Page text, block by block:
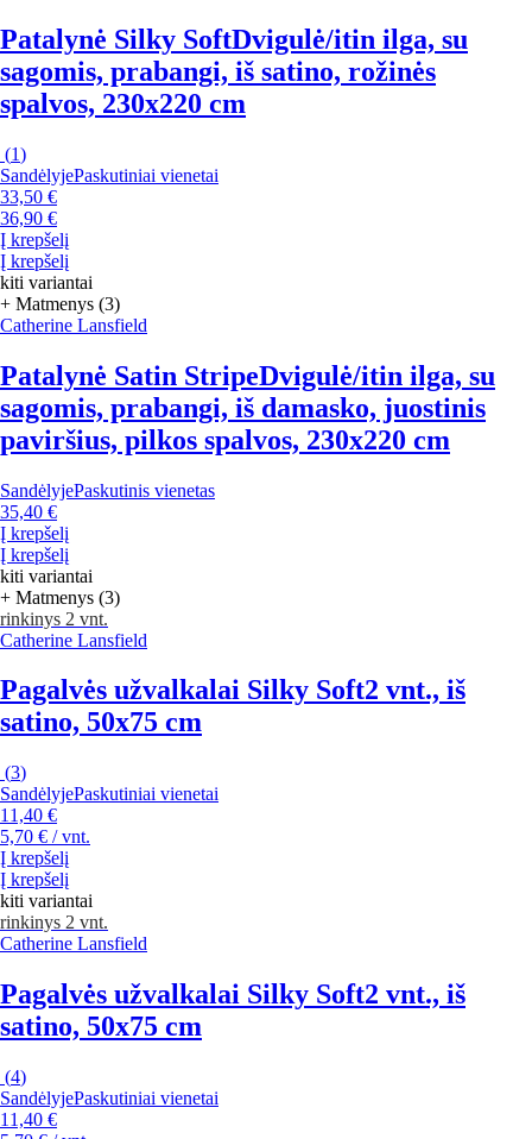
Patalynė Silky SoftDvigulė/itin ilga, su
sagomis, prabangi, iš satino, rožinės
spalvos, 230x220 cm
(1)
SandėlyjePaskutiniai vienetai
33,50 €
36,90 €
Į krepšelį
Į krepšelį
kiti variantai
+ Matmenys (3)
Catherine Lansfield
Patalynė Satin StripeDvigulė/itin ilga, su
sagomis, prabangi, iš damasko, juostinis
paviršius, pilkos spalvos, 230x220 cm
SandėlyjePaskutinis vienetas
35,40 €
Į krepšelį
Į krepšelį
kiti variantai
+ Matmenys (3)
rinkinys 2 vnt.
Catherine Lansfield
Pagalvės užvalkalai Silky Soft2 vnt., iš
satino, 50x75 cm
(3)
SandėlyjePaskutiniai vienetai
11,40 €
5,70 € / vnt.
Į krepšelį
Į krepšelį
kiti variantai
rinkinys 2 vnt.
Catherine Lansfield
Pagalvės užvalkalai Silky Soft2 vnt., iš
satino, 50x75 cm
(4)
SandėlyjePaskutiniai vienetai
11,40 €